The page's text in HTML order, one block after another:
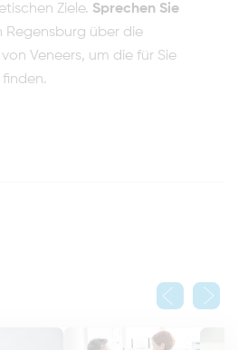
Ziele. Sprechen Sie
Regensburg über die
Veneers, um die für Sie